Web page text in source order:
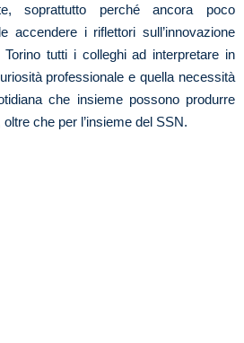
soprattutto perché ancora poco
accendere i riflettori sull’innovazione
tutti i colleghi ad interpretare in
professionale e quella necessità
che insieme possono produrre
che per l’insieme del SSN.